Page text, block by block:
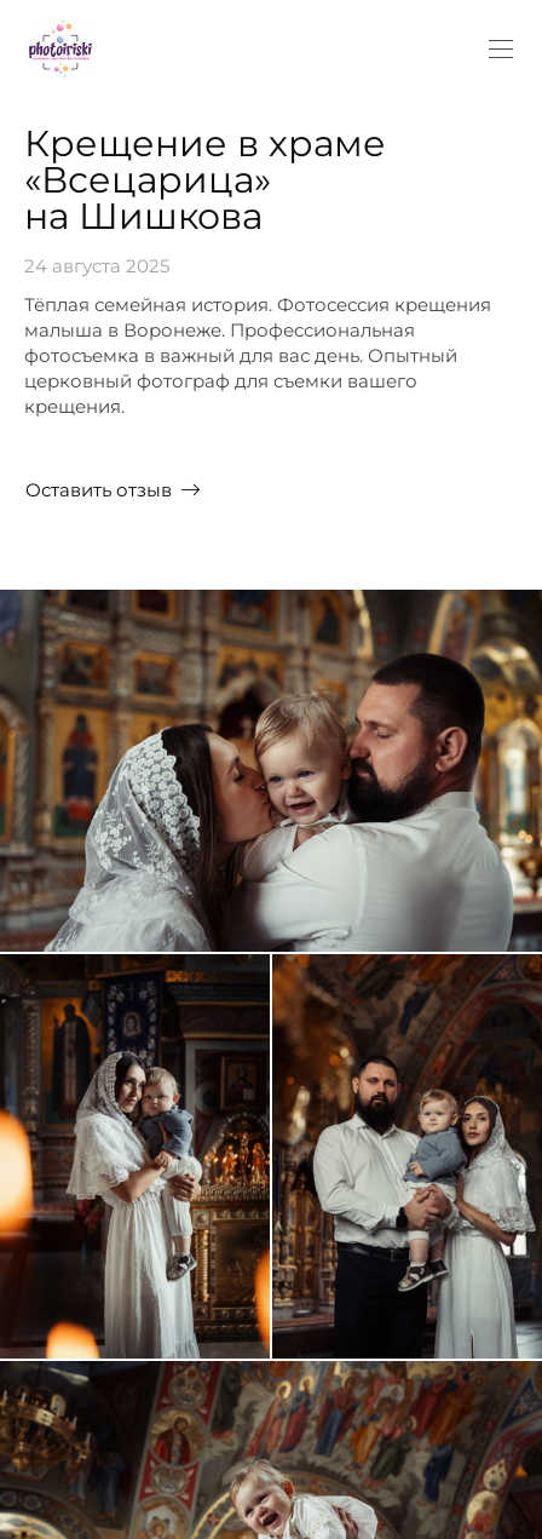
Крещение в храме
«Всецарица»
на Шишкова
24 августа 2025
Тёплая семейная история. Фотосессия крещения
малыша в Воронеже. Профессиональная
фотосъемка в важный для вас день. Опытный
церковный фотограф для съемки вашего
крещения.
Оставить отзыв